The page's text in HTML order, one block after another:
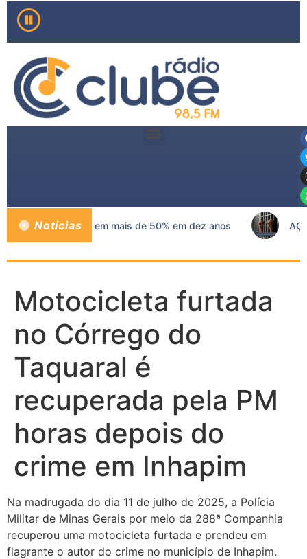
Notícias
no SUS crescem mais de 50% em dez anos
Motocicleta furtada
no Córrego do
Taquaral é
recuperada pela PM
horas depois do
crime em Inhapim
Na madrugada do dia 11 de julho de 2025, a Polícia
Militar de Minas Gerais por meio da 288ª Companhia
recuperou uma motocicleta furtada e prendeu em
flagrante o autor do crime no município de Inhapim.